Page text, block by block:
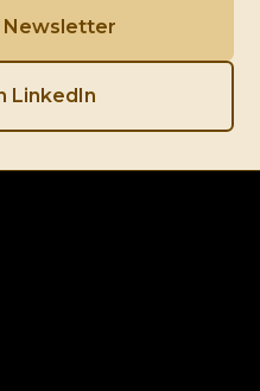
Newsletter
LinkedIn